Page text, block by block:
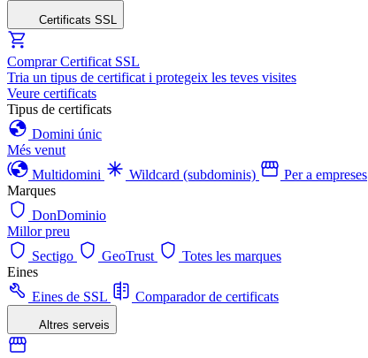
Certificats SSL
Comprar Certificat SSL
Tria un tipus de certificat i protegeix les teves visites
Veure certificats
Tipus de certificats
Domini únic
Més venut
Multidomini
Wildcard (subdominis)
Per a empreses
Marques
DonDominio
Millor preu
Sectigo
GeoTrust
Totes les marques
Eines
Eines de SSL
Comparador de certificats
Altres serveis